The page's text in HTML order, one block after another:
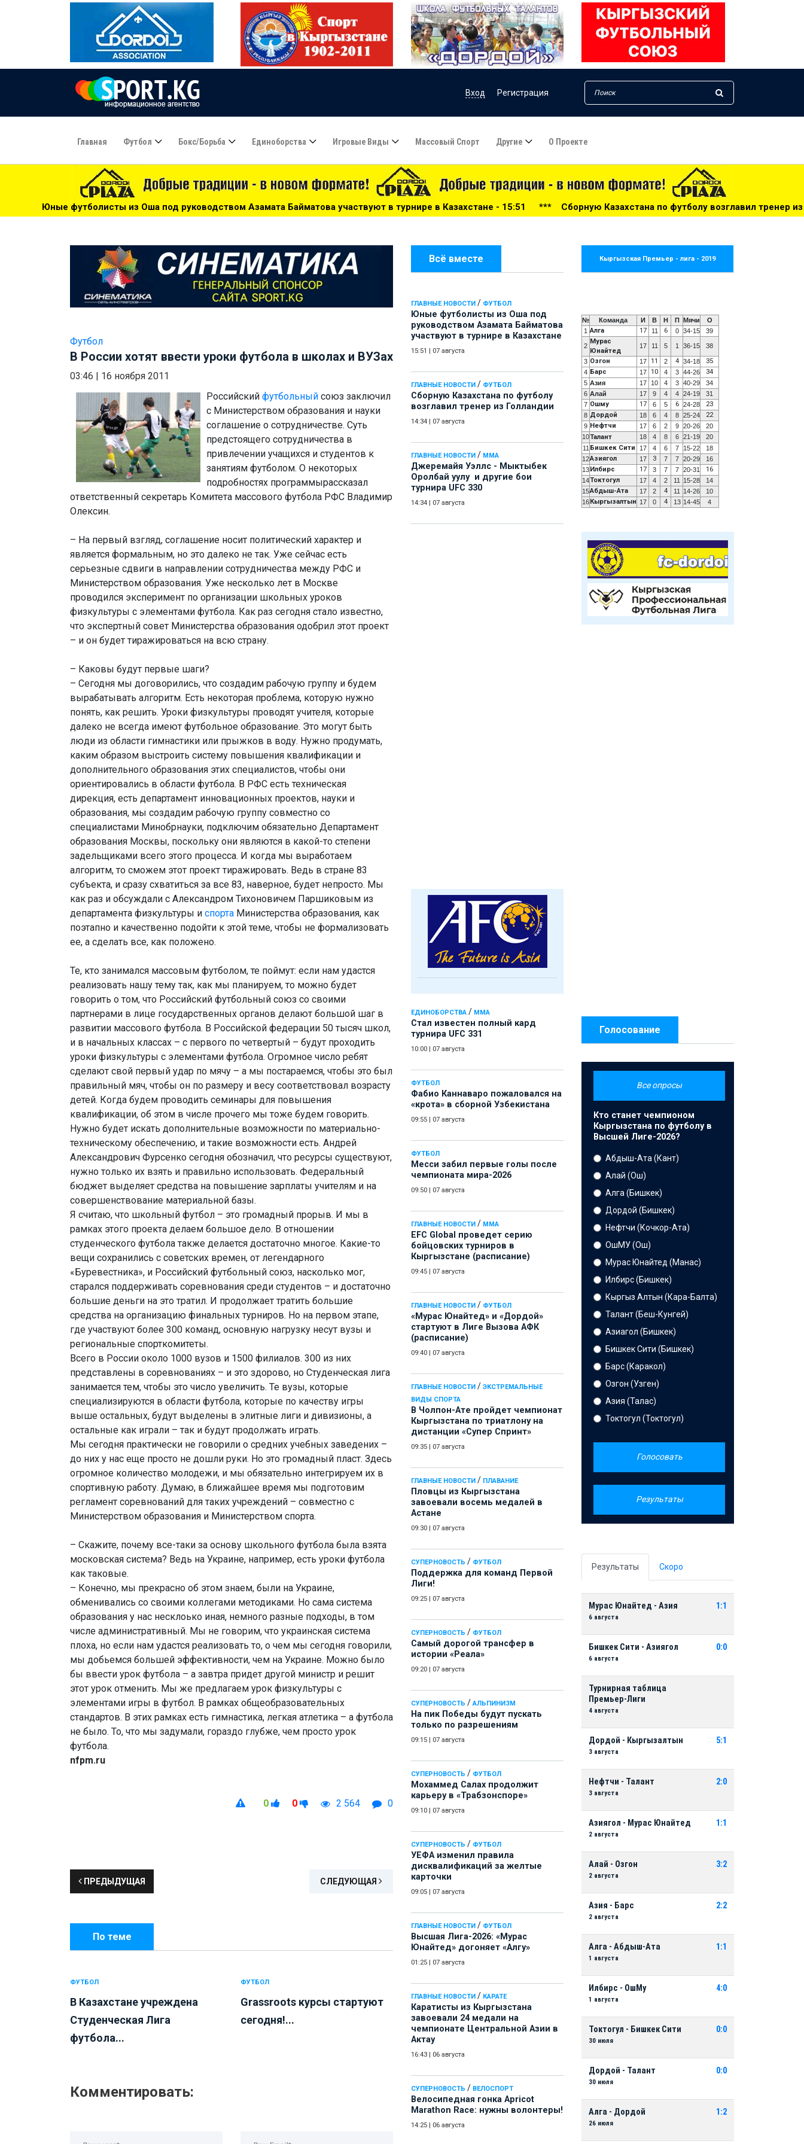
Вход Регистрация
Главная Футбол Бокс/борьба Единоборства Игровые Виды Массовый Спорт Другие О Проекте
Оша под руководством Азамата Байматова участвуют в турнире в Казахстане - 15:51 *** Сборную Казахстана по футболу возглавил тренер из Голландии - 14:34 ***
Всё вместе
ГЛАВНЫЕ НОВОСТИ / ФУТБОЛ
Юные футболисты из Оша под
руководством Азамата Байматова
участвуют в турнире в Казахстане
15:51 07 августа
ГЛАВНЫЕ НОВОСТИ / ФУТБОЛ
Сборную Казахстана по футболу
возглавил тренер из Голландии
14:34 07 августа
ГЛАВНЫЕ НОВОСТИ / ММА
Джеремайя Уэллс - Мыктыбек
Оролбай уулу и другие бои
турнира UFC 330
14:34 07 августа
ЕДИНОБОРСТВА / ММА
Стал известен полный кард
турнира UFC 331
10:00 07 августа
ФУТБОЛ
Фабио Каннаваро пожаловался на
«крота» в сборной Узбекистана
09:55 07 августа
ФУТБОЛ
Месси забил первые голы после
чемпионата мира-2026
09:50 07 августа
ГЛАВНЫЕ НОВОСТИ / ММА
EFC Global проведет серию
бойцовских турниров в
Кыргызстане (расписание)
09:45 07 августа
ГЛАВНЫЕ НОВОСТИ / ФУТБОЛ
«Мурас Юнайтед» и «Дордой»
стартуют в Лиге Вызова АФК
(расписание)
09:40 07 августа
ГЛАВНЫЕ НОВОСТИ / ЭКСТРЕМАЛЬНЫЕ
ВИДЫ СПОРТА
В Чолпон-Ате пройдет чемпионат
Кыргызстана по триатлону на
дистанции «Супер Спринт»
09:35 07 августа
ГЛАВНЫЕ НОВОСТИ / ПЛАВАНИЕ
Пловцы из Кыргызстана
завоевали восемь медалей в
Астане
09:30 07 августа
СУПЕРНОВОСТЬ / ФУТБОЛ
Поддержка для команд Первой
Лиги!
09:25 07 августа
СУПЕРНОВОСТЬ / ФУТБОЛ
Самый дорогой трансфер в
истории «Реала»
09:20 07 августа
СУПЕРНОВОСТЬ / АЛЬПИНИЗМ
На пик Победы будут пускать
только по разрешениям
09:15 07 августа
СУПЕРНОВОСТЬ / ФУТБОЛ
Мохаммед Салах продолжит
карьеру в «Трабзонспоре»
09:10 07 августа
СУПЕРНОВОСТЬ / ФУТБОЛ
УЕФА изменил правила
дисквалификаций за желтые
карточки
09:05 07 августа
ГЛАВНЫЕ НОВОСТИ / ФУТБОЛ
Высшая Лига-2026: «Мурас
Юнайтед» догоняет «Алгу»
01:25 07 августа
ГЛАВНЫЕ НОВОСТИ / КАРАТЕ
Каратисты из Кыргызстана
завоевали 24 медали на
чемпионате Центральной Азии в
Актау
16:43 06 августа
СУПЕРНОВОСТЬ / ВЕЛОСПОРТ
Велосипедная гонка Apricot
Marathon Race: нужны волонтеры!
14:25 06 августа
Футбол
В России хотят ввести уроки футбола в школах и ВУЗах
03:46
16 ноября 2011
Российский футбольный союз заключил
с Министерством образования и науки
соглашение о сотрудничестве. Суть
предстоящего сотрудничества в
привлечении учащихся и студентов к
занятиям футболом. О некоторых
подробностях программырассказал
ответственный секретарь Комитета массового футбола РФС Владимир
Олексин.
– На первый взгляд, соглашение носит политический характер и
является формальным, но это далеко не так. Уже сейчас есть
серьезные сдвиги в направлении сотрудничества между РФС и
Министерством образования. Уже несколько лет в Москве
проводился эксперимент по организации школьных уроков
физкультуры с элементами футбола. Как раз сегодня стало известно,
что экспертный совет Министерства образования одобрил этот проект
– и он будет тиражироваться на всю страну.
– Каковы будут первые шаги?
– Сегодня мы договорились, что создадим рабочую группу и будем
вырабатывать алгоритм. Есть некоторая проблема, которую нужно
понять, как решить. Уроки физкультуры проводят учителя, которые
далеко не всегда имеют футбольное образование. Это могут быть
люди из области гимнастики или прыжков в воду. Нужно продумать,
каким образом выстроить систему повышения квалификации и
дополнительного образования этих специалистов, чтобы они
ориентировались в области футбола. В РФС есть техническая
дирекция, есть департамент инновационных проектов, науки и
образования, мы создадим рабочую группу совместно со
специалистами Минобрнауки, подключим обязательно Департамент
образования Москвы, поскольку они являются в какой-то степени
задельщиками всего этого процесса. И когда мы выработаем
алгоритм, то сможем этот проект тиражировать. Ведь в стране 83
субъекта, и сразу схватиться за все 83, наверное, будет непросто. Мы
как раз и обсуждали с Александром Тихоновичем Паршиковым из
департамента физкультуры и спорта Министерства образования, как
поэтапно и качественно подойти к этой теме, чтобы не формализовать
ее, а сделать все, как положено.
Те, кто занимался массовым футболом, те поймут: если нам удастся
реализовать нашу тему так, как мы планируем, то можно будет
говорить о том, что Российский футбольный союз со своими
партнерами в лице государственных органов делают большой шаг в
развитии массового футбола. В Российской федерации 50 тысяч школ,
и в начальных классах – с первого по четвертый – будут проходить
уроки физкультуры с элементами футбола. Огромное число ребят
сделают свой первый удар по мячу – а мы постараемся, чтобы это был
правильный мяч, чтобы он по размеру и весу соответствовал возрасту
детей. Когда будем проводить семинары для повышения
квалификации, об этом в числе прочего мы тоже будем говорить.
Нужно будет искать дополнительные возможности по материально-
техническому обеспечению, и такие возможности есть. Андрей
Александрович Фурсенко сегодня обозначил, что ресурсы существуют,
нужно только их взять и правильно использовать. Федеральный
бюджет выделяет средства на повышение зарплаты учителям и на
совершенствование материальной базы.
Я считаю, что школьный футбол – это громадный прорыв. И мы в
рамках этого проекта делаем большое дело. В отношении
студенческого футбола также делается достаточно многое. Какие-то
вещи сохранились с советских времен, от легендарного
«Буревестника», и Российский футбольный союз, насколько мог,
старался поддерживать соревнования среди студентов – и достаточно
большие деньги на это тратил. И продолжает тратить большие
средства на организацию финальных турниров. Но на первом этапе,
где участвуют более 300 команд, основную нагрузку несут вузы и
региональные спорткомитеты.
Всего в России около 1000 вузов и 1500 филиалов. 300 из них
представлены в соревнованиях – и это здорово, но Студенческая лига
занимается тем, чтобы это число увеличить. Те вузы, которые
специализируются в области футбола, которые по качеству игры
выше остальных, будут выделены в элитные лиги и дивизионы, а
остальные как играли – так и будут продолжать играть.
Мы сегодня практически не говорили о средних учебных заведених –
до них у нас еще просто не дошли руки. Но это громадный пласт. Здесь
огромное количество молодежи, и мы обязательно интегрируем их в
спортивную работу. Думаю, в ближайшее время мы подготовим
регламент соревнований для таких учреждений – совместно с
Министерством образования и Министерством спорта.
– Скажите, почему все-таки за основу школьного футбола была взята
московская система? Ведь на Украине, например, есть уроки футбола
как таковые.
– Конечно, мы прекрасно об этом знаем, были на Украине,
обменивались со своими коллегами методиками. Но сама система
образования у нас несклоько иная, немного разные подходы, в том
числе административный. Мы не говорим, что украинская система
плоха, но если нам удастся реализовать то, о чем мы сегодня говорили,
мы добьемся большей эффективности, чем на Украине. Можно было
бы ввести урок футбола – а завтра придет другой министр и решит
этот урок отменить. Мы же предлагаем урок физкультуры с
элементами игры в футбол. В рамках общеобразовательных
стандартов. В этих рамках есть гимнастика, легкая атлетика – а футбола
не было. То, что мы задумали, гораздо глубже, чем просто урок
футбола.
nfpm.ru
0 0 2 564 0
ПРЕДЫДУЩАЯ СЛЕДУЮЩАЯ
По теме
ФУТБОЛ
В Казахстане учреждена
Студенческая Лига
футбола...
ФУТБОЛ
Grassroots курсы стартуют
сегодня!...
Комментировать:
Кыргызская Премьер - лига - 2019
№ Команда И В Н П Мячи
О
1 Алга 17 11 6 0 34-15 39
2
Мурас
Юнайтед
17 11 5 1 36-15 38
3 Озгон 17 11 2 4 34-18 35
4 Барс 17 10 4 3 44-26 34
5 Азия 17 10 4 3 40-29
34
6 Алай 17 9 4 4 24-19
31
7 Ошму 17 6 5 6 24-28 23
8 Дордой 18 6 4 8 25-24 22
9 Нефтчи 17 6 2 9 20-26
20
10Талант 18 4 8 6 21-19
20
11 Бишкек Сити 17 4 6 7 15-22
18
12Азиягол 17 3 7 7 20-29
16
13 Илбирс 17 3 7 7 20-31 16
14Токтогул 17 4 2 11 15-28
14
15Абдыш-Ата 17 2 4 11 14-26
10
16 Кыргызалтын 17 0 4 13 14-45 4
Голосование
Все опросы
Кто станет чемпионом
Кыргызстана по футболу в
Высшей Лиге-2026?
Абдыш-Ата (Кант)
Алай (Ош)
Алга (Бишкек)
Дордой (Бишкек)
Нефтчи (Кочкор-Ата)
ОшМУ (Ош)
Мурас Юнайтед (Манас)
Илбирс (Бишкек)
Кыргыз Алтын (Кара-Балта)
Талант (Беш-Кунгей)
Азиагол (Бишкек)
Бишкек Сити (Бишкек)
Барс (Каракол)
Озгон (Узген)
Азия (Талас)
Токтогул (Токтогул)
Голосовать
Результаты
Результаты Скоро
Мурас Юнайтед - Азия
6 августа
1:1
Бишкек Сити - Азиягол
6 августа
0:0
Турнирная таблица
Премьер-Лиги
4 августа
Дордой - Кыргызалтын
3 августа
5:1
Нефтчи - Талант
3 августа
2:0
Азиягол - Мурас Юнайтед
2 августа
1:1
Алай - Озгон
2 августа
3:2
Азия - Барс
2 августа
2:2
Алга - Абдыш-Ата
1 августа
1:1
Илбирс - ОшМу
1 августа
4:0
Токтогул - Бишкек Сити
30 июля
0:0
Дордой - Талант
30 июля
0:0
Алга - Дордой
26 июля
1:2